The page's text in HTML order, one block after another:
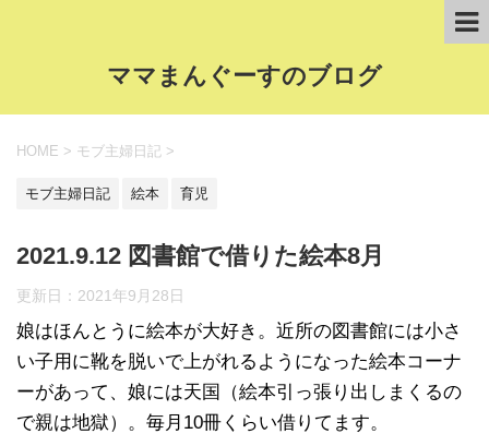
ママまんぐーすのブログ
HOME > モブ主婦日記 >
モブ主婦日記 絵本 育児
2021.9.12 図書館で借りた絵本8月
更新日： 2021年9月28日
娘はほんとうに絵本が大好き。近所の図書館には小さ
い子用に靴を脱いで上がれるようになった絵本コーナ
ーがあって、娘には天国（絵本引っ張り出しまくるの
で親は地獄）。毎月10冊くらい借りてます。